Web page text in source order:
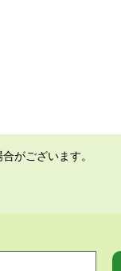
がございます。